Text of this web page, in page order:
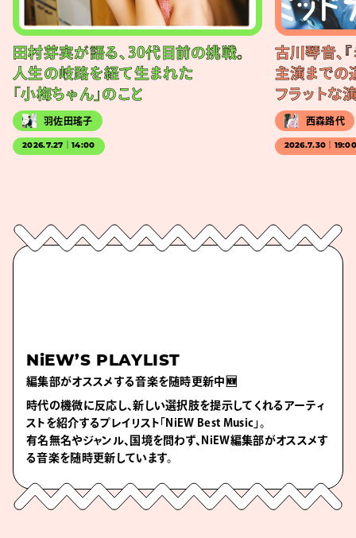
田村芽実が語る、30代目前の挑戦。
人生の岐路を経て生まれた
「小梅ちゃん」のこと
羽佐田瑤子
2026.7.27｜14:00
古川琴音、
主演までの
フラットな
西森路代
2026.7.30｜
NiEW’S PLAYLIST
編集部がオススメする音楽を随時更新中🆕
時代の機微に反応し、新しい選択肢を提示してくれるアーティ
ストを紹介するプレイリスト「NiEW Best Music」。
有名無名やジャンル、国境を問わず、NiEW編集部がオススメす
る音楽を随時更新しています。